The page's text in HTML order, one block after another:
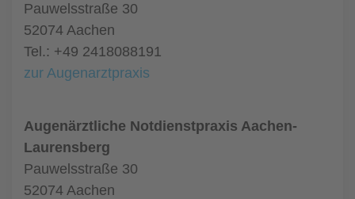
Pauwelsstraße 30
52074 Aachen
Tel.: +49 2418088191
zur Augenarztpraxis
Augenärztliche Notdienstpraxis Aachen-
Laurensberg
Pauwelsstraße 30
52074 Aachen